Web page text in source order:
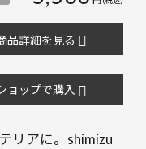
リアに。 shimizu
品詳細を見る
ョップで購入